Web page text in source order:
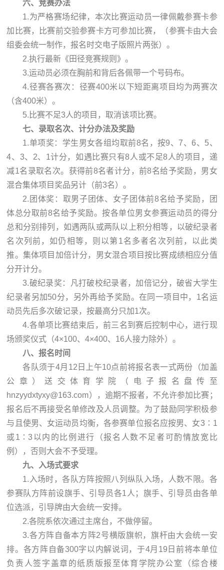
六、竞赛办法
1.为严格赛场纪律，本次比赛运动员一律佩戴参赛卡参
加比赛，比赛前交验参赛卡方可参加比赛，（参赛卡由大会
组委会统一制作，报名时交电子版照片两张）。
2.执行最新《田径竞赛规则》。
3.运动员必须在胸前和背后各佩带一个号码布。
4.径赛各赛次：径赛400米以下短距离项目均为两赛次
（含400米）。
5.比赛不足3人的项目，取消该项比赛。
七、录取名次、计分办法及奖励
1.单项奖：学生男女各组均取前8名，按9、7、6、5、
4、3、2、1计分，如遇比赛只有8人或不足8人的项目，递
减1名录取名次。获得前8名者计分，前8名给予奖励，男女
混合集体项目奖品另计（前3名）。
2.团体奖：取男子团体、女子团体前8名给予奖励，团
体总分取前8名给予奖励。按各单位男女参赛运动员的得分
总和分别排列，如遇两队或两队以上积分相等，以破纪录者
名次列前，如仍相等，则以第1名多者名次列前，以此类
推。集体项目加倍计分，男女混合项目按比赛成绩相应分值
分开计分。
3.破纪录奖：凡打破校纪录者，加倍记分，破省大学生
纪录者另加50分，另外再给予奖励。在同一项目中，1名运
动员先后多次破记录，按最高分只加1次。
4.各单项比赛结束后，前三名到赛后控制中心，进行现
场颁奖仪式（4×100、4×400、16人接力除外）。
八、报名时间
各队须于4月12日上午10点前将报名表一式两份（加盖
公章）送交体育学院（电子报名盘传至
hnzyydxtyxy@163.com），逾期不报者，不允许参加比赛；
报名后不再接受名单修改及人员调整。为了鼓励同学积极参
与且使男、女运动员均衡，各参赛单位报名应按男、女3∶1
或1∶3以内的比例进行（报名人数不足者可酌情放宽比
例），否则大会不予受理。
九、入场式要求
1.入场时，各队方阵按照八列纵队入场，人数不限。各
参赛队方阵前设旗手、引导员各1人；旗手、引导员由各单
位选派，引导牌由大会统一安排。
2.各院系依次通过主席台，不做停留。
3.各方阵自备本方阵2号横版旗帜，旗杆由大会统一安
排。各方阵自备300字以内解说词，于4月19日前将本单位
负责人签字盖章的纸质版报至体育学院办公室（综合楼